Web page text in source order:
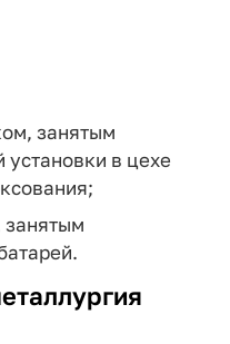
занятым
в цехе